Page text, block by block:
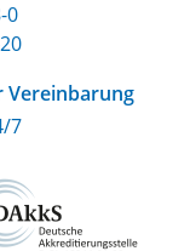
0
Vereinbarung
7